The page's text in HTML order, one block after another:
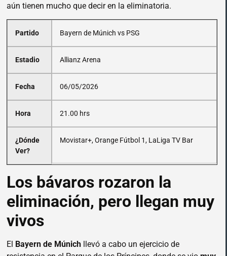
aún tienen mucho que decir en la eliminatoria.
Partido
Estadio
Fecha
Hora
¿Dónde
Ver?
Bayern de Múnich vs PSG
Allianz Arena
06/05/2026
21.00 hrs
Movistar+, Orange Fútbol 1, LaLiga TV Bar
Los bávaros rozaron la
eliminación, pero llegan muy
vivos
El Bayern de Múnich llevó a cabo un ejercicio de